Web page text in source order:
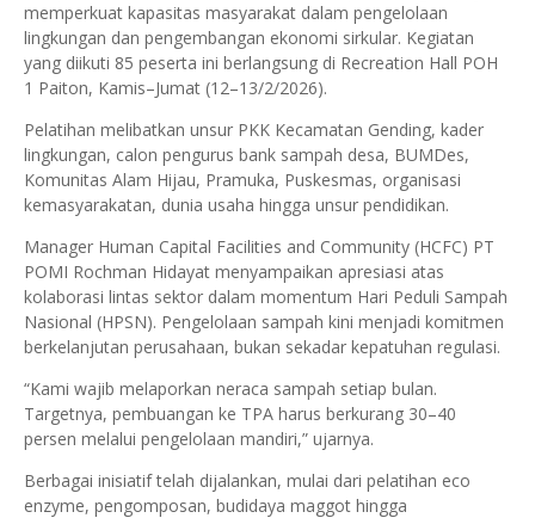
memperkuat kapasitas masyarakat dalam pengelolaan
lingkungan dan pengembangan ekonomi sirkular. Kegiatan
yang diikuti 85 peserta ini berlangsung di Recreation Hall POH
1 Paiton, Kamis–Jumat (12–13/2/2026).
Pelatihan melibatkan unsur PKK Kecamatan Gending, kader
lingkungan, calon pengurus bank sampah desa, BUMDes,
Komunitas Alam Hijau, Pramuka, Puskesmas, organisasi
kemasyarakatan, dunia usaha hingga unsur pendidikan.
Manager Human Capital Facilities and Community (HCFC) PT
POMI Rochman Hidayat menyampaikan apresiasi atas
kolaborasi lintas sektor dalam momentum Hari Peduli Sampah
Nasional (HPSN). Pengelolaan sampah kini menjadi komitmen
berkelanjutan perusahaan, bukan sekadar kepatuhan regulasi.
“Kami wajib melaporkan neraca sampah setiap bulan.
Targetnya, pembuangan ke TPA harus berkurang 30–40
persen melalui pengelolaan mandiri,” ujarnya.
Berbagai inisiatif telah dijalankan, mulai dari pelatihan eco
enzyme, pengomposan, budidaya maggot hingga